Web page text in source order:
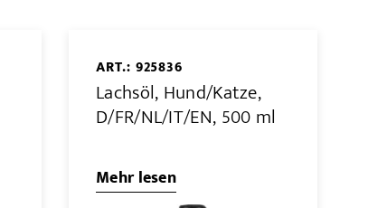
ART.: 925836
Lachsöl, Hund/Katze,
D/FR/NL/IT/EN, 500 ml
Mehr lesen